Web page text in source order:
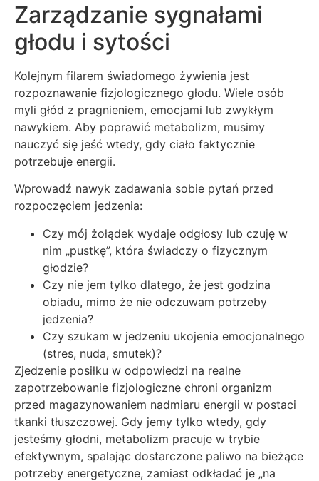
Zarządzanie sygnałami
głodu i sytości
Kolejnym filarem świadomego żywienia jest
rozpoznawanie fizjologicznego głodu. Wiele osób
myli głód z pragnieniem, emocjami lub zwykłym
nawykiem. Aby poprawić metabolizm, musimy
nauczyć się jeść wtedy, gdy ciało faktycznie
potrzebuje energii.
Wprowadź nawyk zadawania sobie pytań przed
rozpoczęciem jedzenia:
Czy mój żołądek wydaje odgłosy lub czuję w
nim „pustkę”, która świadczy o fizycznym
głodzie?
Czy nie jem tylko dlatego, że jest godzina
obiadu, mimo że nie odczuwam potrzeby
jedzenia?
Czy szukam w jedzeniu ukojenia emocjonalnego
(stres, nuda, smutek)?
Zjedzenie posiłku w odpowiedzi na realne
zapotrzebowanie fizjologiczne chroni organizm
przed magazynowaniem nadmiaru energii w postaci
tkanki tłuszczowej. Gdy jemy tylko wtedy, gdy
jesteśmy głodni, metabolizm pracuje w trybie
efektywnym, spalając dostarczone paliwo na bieżące
potrzeby energetyczne, zamiast odkładać je „na